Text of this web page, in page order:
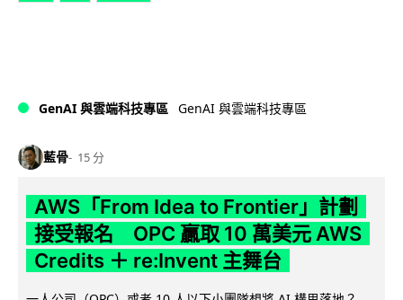
GenAI 與雲端科技專區 GenAI 與雲端科技專區
藍骨 15 分
AWS「From Idea to Frontier」計劃
接受報名 OPC 贏取 10 萬美元 AWS
Credits ＋ re:Invent 主舞台